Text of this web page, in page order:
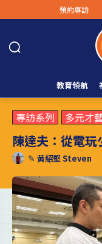
預約專訪
教育領航
專訪系列 多元才
陳達夫：從電
✎ 黃紹堅 Steven